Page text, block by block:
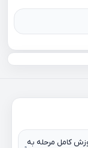
کامل مرحله به